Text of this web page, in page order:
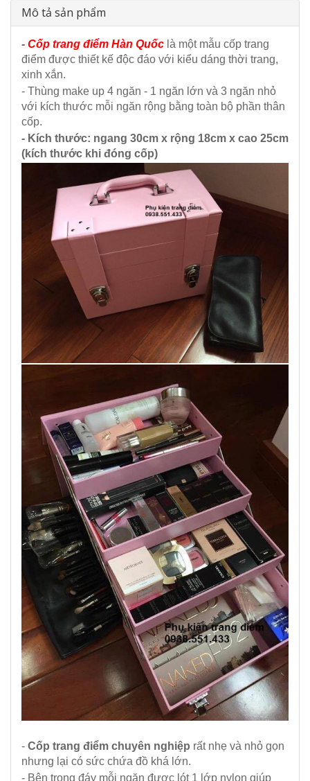
Mô tả sản phẩm
- Cốp trang điểm Hàn Quốc là một mẫu cốp trang
điểm được thiết kế độc đáo với kiểu dáng thời trang,
xinh xắn.
- Thùng make up 4 ngăn - 1 ngăn lớn và 3 ngăn nhỏ
với kích thước mỗi ngăn rộng bằng toàn bộ phần thân
cốp.
- Kích thước: ngang 30cm x rộng 18cm x cao 25cm
(kích thước khi đóng cốp)
- Cốp trang điểm chuyên nghiệp rất nhẹ và nhỏ gọn
nhưng lại có sức chứa đồ khá lớn.
- Bên trong đáy mỗi ngăn được lót 1 lớp nylon giúp